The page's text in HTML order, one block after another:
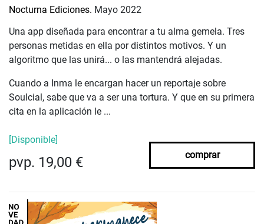
Nocturna Ediciones. Mayo 2022
Una app diseñada para encontrar a tu alma gemela. Tres
personas metidas en ella por distintos motivos. Y un
algoritmo que las unirá... o las mantendrá alejadas.
Cuando a Inma le encargan hacer un reportaje sobre
Soulcial, sabe que va a ser una tortura. Y que en su primera
cita en la aplicación le ...
[Disponible]
pvp. 19,00 € comprar